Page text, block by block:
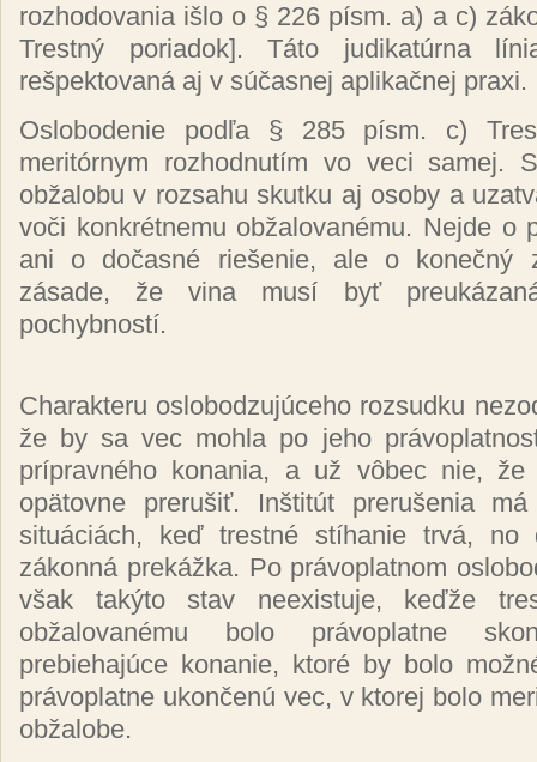
rozhodovania išlo o § 226 písm. a) a c)
Trestný poriadok]. Táto judikatúrna
rešpektovaná aj v súčasnej aplikačnej praxi.
Oslobodenie podľa § 285 písm. c)
meritórnym rozhodnutím vo veci samej.
obžalobu v rozsahu skutku aj osoby a
voči konkrétnemu obžalovanému. Nejde o
ani o dočasné riešenie, ale o konečný
zásade, že vina musí byť
pochybností.
Charakteru oslobodzujúceho rozsudku
že by sa vec mohla po jeho
prípravného konania, a už vôbec nie,
opätovne prerušiť. Inštitút prerušenia
situáciách, keď trestné stíhanie trvá, no
zákonná prekážka. Po právoplatnom
však takýto stav neexistuje, keďže
obžalovanému bolo právoplatne
prebiehajúce konanie, ktoré by bolo
právoplatne ukončenú vec, v ktorej bolo
obžalobe.